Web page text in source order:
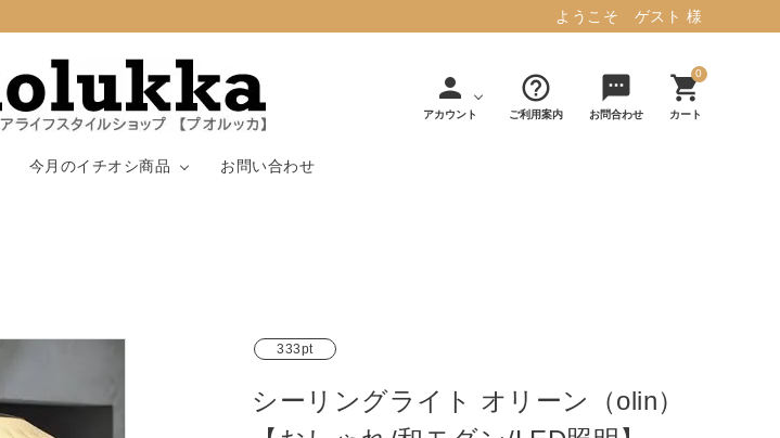
ようこそ ゲスト 様
person
アカウント
help_outline
ご利用案内
sms
お問合わせ
0
shopping_cart
カート
リサ・ラーソ
ジョセフ・ジ
今月のイチオシ商品
10,728円(税込11,801円)
お問い合わせ
333pt
シーリングライト オリーン（olin）